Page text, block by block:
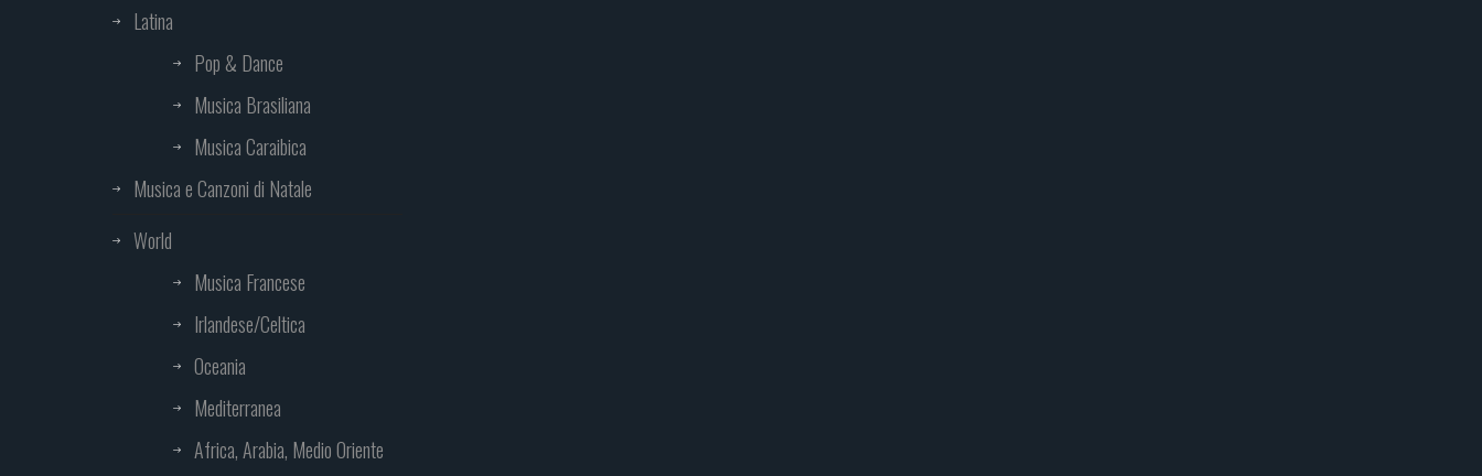
Latina
Pop & Dance
Musica Brasiliana
Musica Caraibica
Musica e Canzoni di Natale
World
Musica Francese
Irlandese/Celtica
Oceania
Mediterranea
Africa, Arabia, Medio Oriente